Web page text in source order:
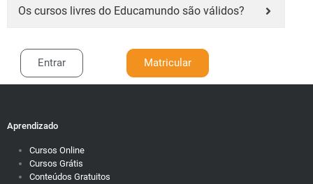
Os cursos livres do Educamundo são válidos?
Entrar Matricular
Aprendizado
Cursos Online
Cursos Grátis
Conteúdos Gratuitos